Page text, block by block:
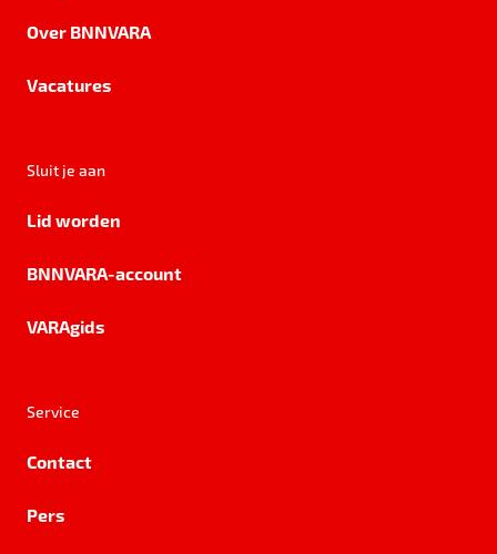
Over BNNVARA
Vacatures
Sluit je aan
Lid worden
BNNVARA-account
VARAgids
Service
Contact
Pers